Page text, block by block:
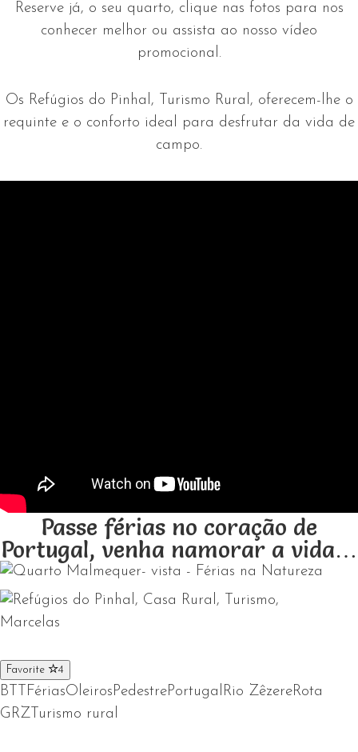
Reserve já, o seu quarto, clique nas fotos para nos
conhecer melhor ou assista ao nosso vídeo
promocional.
Os Refúgios do Pinhal, Turismo Rural, oferecem-lhe o
requinte e o conforto ideal para desfrutar da vida de
campo.
Passe férias no coração de
Portugal, venha namorar a vida…
Favorite 4
BTT FériasOleirosPedestrePortugal Rio ZêzereRota
GRZ Turismo rural